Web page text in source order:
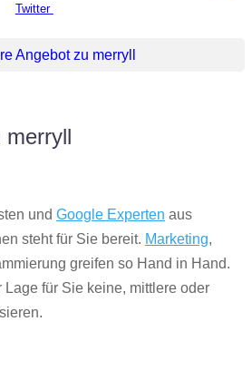
Twitter
Angebot zu merryll
merryll
und Google Experten aus
steht für Sie bereit. Marketing,
greifen so Hand in Hand.
für Sie keine, mittlere oder